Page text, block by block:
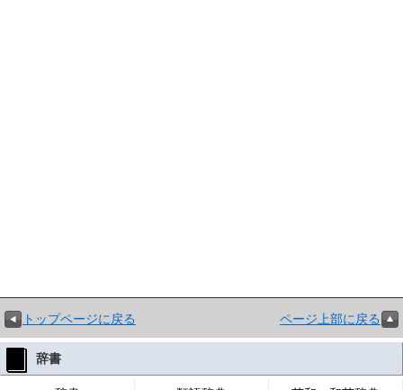
トップページに戻る ページ上部に戻る
辞書